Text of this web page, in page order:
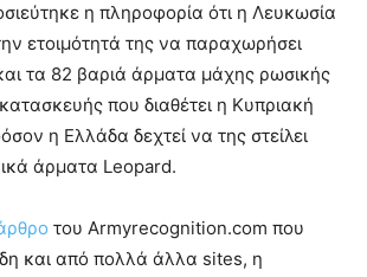
η πληροφορία ότι η Λευκωσία
ετοιμότητά της να παραχωρήσει
τα 82 βαριά άρματα μάχης ρωσικής
που διαθέτει η Κυπριακή
η Ελλάδα δεχτεί να της στείλει
άρματα Leopard.
του Αrmyrecognition.com που
και από πολλά άλλα sites, η